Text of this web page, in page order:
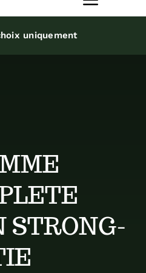
Toggle
uniquement
STRONG-